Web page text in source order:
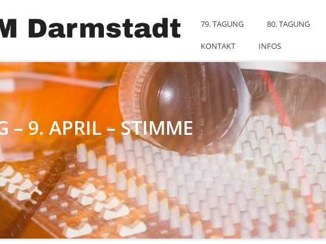
79. TAGUNG 80. TAGUNG
KONTAKT INFOS
– 9. APRIL – STIMME